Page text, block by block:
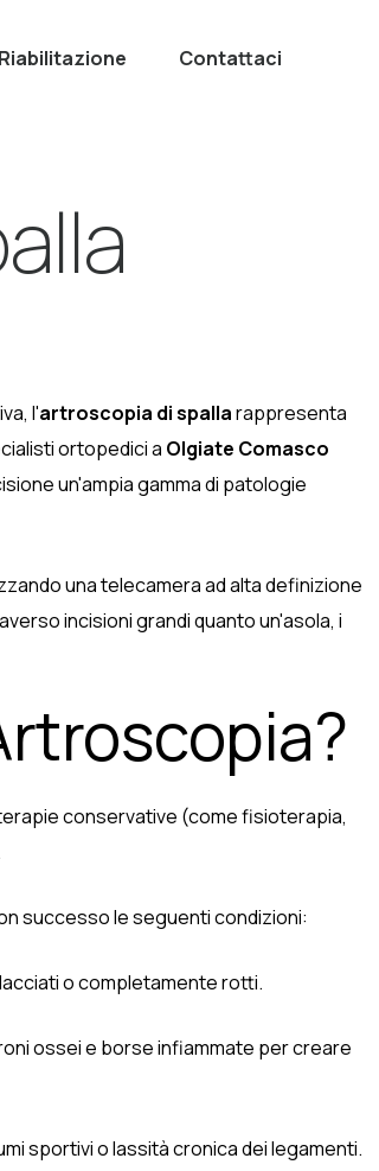
Riabilitazione Contattaci
l'artroscopia di spallarappresenta
ortopedici a Olgiate Comasco
un'ampia gamma di patologie
una telecamera ad alta definizione
incisioni grandi quanto un'asola, i
conservative (come fisioterapia,
successo le seguenti condizioni:
o completamente rotti.
ossei e borse infiammate per creare
sportivi o lassità cronica dei legamenti.